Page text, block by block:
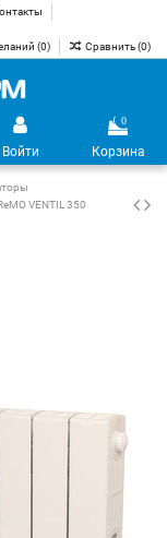
(0) Сравнить (0)
Войти
0
Корзина
VENTIL 350